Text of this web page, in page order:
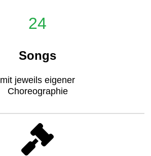
24
Songs
mit jeweils eigener
Choreographie